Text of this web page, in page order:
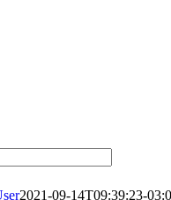
2021-09-14T09:39:23-